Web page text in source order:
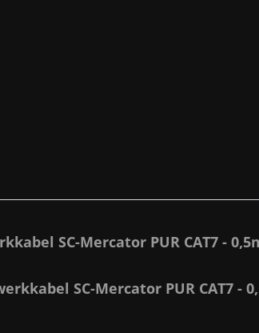
SC-Mercator PUR CAT7 -
SC-Mercator PUR CAT7 -